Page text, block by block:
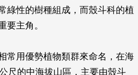
綠性的樹種組成，而殼斗科的植
要主角。
常用優勢植物類群來命名，在海
尺的中海拔山區，主要由殼斗